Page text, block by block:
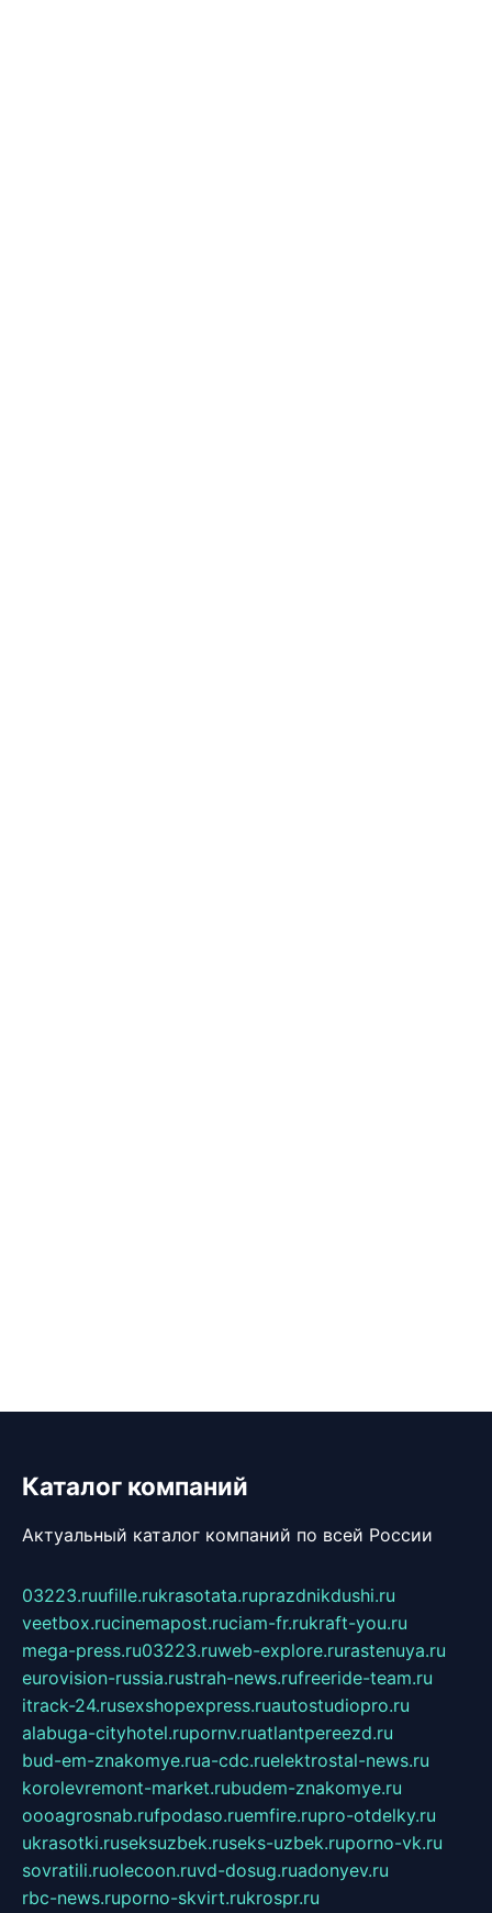
Каталог компаний
Актуальный каталог компаний по всей России
03223.ruufille.rukrasotata.ruprazdnikdushi.ru
veetbox.rucinemapost.ruciam-fr.rukraft-you.ru
mega-press.ru03223.ruweb-explore.rurastenuya.ru
eurovision-russia.rustrah-news.rufreeride-team.ru
itrack-24.rusexshopexpress.ruautostudiopro.ru
alabuga-cityhotel.rupornv.ruatlantpereezd.ru
bud-em-znakomye.rua-cdc.ruelektrostal-news.ru
korolevremont-market.rubudem-znakomye.ru
oooagrosnab.rufpodaso.ruemfire.rupro-otdelky.ru
ukrasotki.ruseksuzbek.ruseks-uzbek.ruporno-vk.ru
sovratili.ruolecoon.ruvd-dosug.ruadonyev.ru
rbc-news.ruporno-skvirt.rukrospr.ru